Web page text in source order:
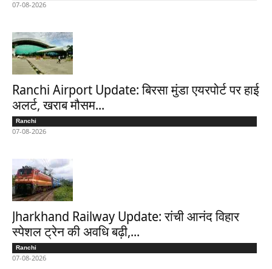
07-08-2026
Ranchi Airport Update: बिरसा मुंडा एयरपोर्ट पर हाई
अलर्ट, खराब मौसम...
Ranchi
07-08-2026
Jharkhand Railway Update: रांची आनंद विहार
स्पेशल ट्रेन की अवधि बढ़ी,...
Ranchi
07-08-2026